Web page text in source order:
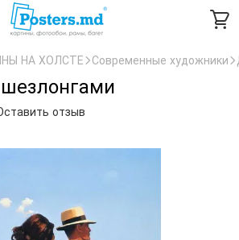
НА ХОЛСТЕ Современные художники
отзыв